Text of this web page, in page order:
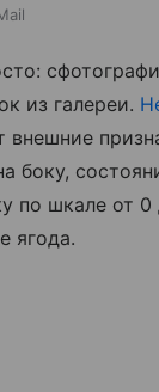
из галереи.
внешние
боку,
по шкале от
ягода.